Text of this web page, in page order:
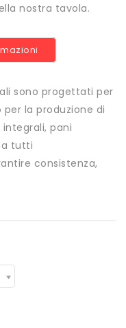
nostra tavola.
sono progettati per
la produzione di
pani
tutti
consistenza,